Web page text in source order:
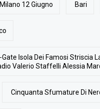
12 Giugno Bari
Isola Dei Famosi Striscia
Valerio Staffelli Alessia
Cinquanta Sfumature Di